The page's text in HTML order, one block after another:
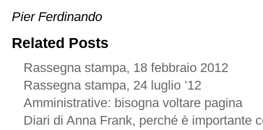
Pier Ferdinando
Related Posts
Rassegna stampa, 18 febbraio 2012
Rassegna stampa, 24 luglio ’12
Amministrative: bisogna voltare pagina
Diari di Anna Frank, perché è importante